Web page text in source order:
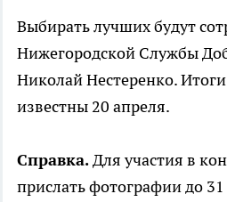
Выбирать лучших будут
Нижегородской Службы
Николай Нестеренко.
известны 20 апреля.
Справка.Для участия в
прислать фотографии до